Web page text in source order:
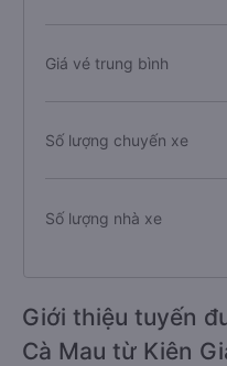
Giá vé trung bình
Số lượng chuyến xe
Số lượng nhà xe
Giới thiệu tuyến
Cà Mau từ Kiên